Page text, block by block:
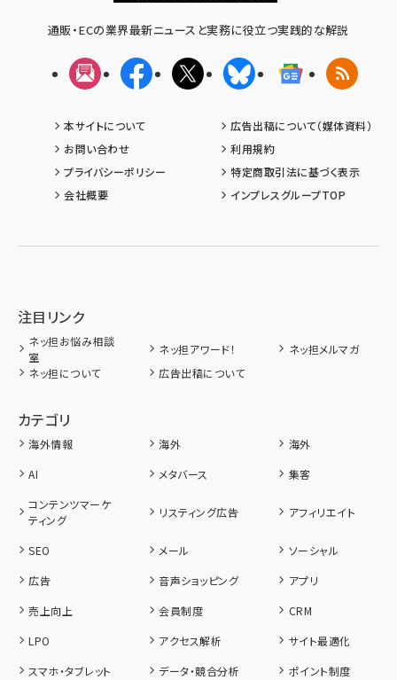
通販・ECの業界最新ニュースと実務に役立つ実践的な解説
メルマガFacebookX(エックス)BlueskyGoogleニュ
RSS
本サイトについて
広告出稿について（媒体資料）
お問い合わせ
利用規約
プライバシーポリシー
特定商取引法に基づく表示
会社概要
インプレスグループTOP
注目リンク
ネッ担お悩み相談
室
ネッ担アワード！
ネッ担メルマガ
ネッ担について
広告出稿について
カテゴリ
海外情報 海外
海外
AI
メタバース
集客
コンテンツマーケ
ティング
リスティング広告 アフィリエイト
SEO メール
ソーシャル
広告
音声ショッピング
アプリ
売上向上
会員制度
CRM
LPO
アクセス解析
サイト最適化
スマホ・タブレット
データ・競合分析
ポイント制度